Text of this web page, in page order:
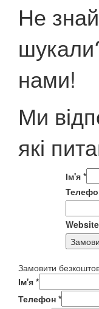
Не
нами!
Ми
які
Ім'я *
Website
Замовити
Ім'я *
Телефон *